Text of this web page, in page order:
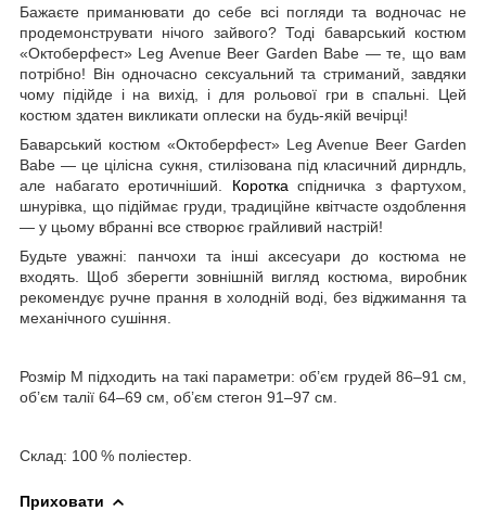
Бажаєте приманювати до себе всі погляди та водночас не
продемонструвати нічого зайвого? Тоді баварський костюм
«Октоберфест» Leg Avenue Beer Garden Babe — те, що вам
потрібно! Він одночасно сексуальний та стриманий, завдяки
чому підійде і на вихід, і для рольової гри в спальні. Цей
костюм здатен викликати оплески на будь-якій вечірці!
Баварський костюм «Октоберфест» Leg Avenue Beer Garden
Babe — це цілісна сукня, стилізована під класичний дирндль,
але набагато еротичніший.
Коротка спідничка з фартухом,
шнурівка, що підіймає груди, традиційне квітчасте оздоблення
— у цьому вбранні все створює грайливий настрій!
Будьте уважні: панчохи та інші аксесуари до костюма не
входять. Щоб зберегти зовнішній вигляд костюма, виробник
рекомендує ручне прання в холодній воді, без віджимання та
механічного сушіння.
Розмір М підходить на такі параметри: об’єм грудей 86–91 см,
об’єм талії 64–69 см, об’єм стегон 91–97 см.
Склад: 100 % поліестер.
Приховати